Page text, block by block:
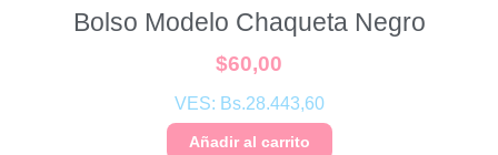
Bolso Modelo Chaqueta Negro
$60,00
VES: Bs.28.443,60
Añadir al carrito